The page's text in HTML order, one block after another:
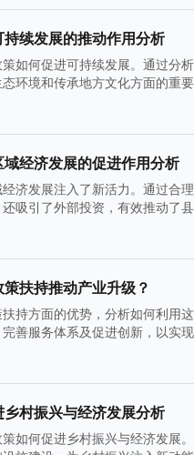
续发展的推动作用分析
如何促进可持续发展。通过分
环境和传承地方文化方面的重
经济发展的促进作用分析
济发展注入了新活力。通过合
吸引了外部投资，有效推动了
扶持推动产业升级？
持方面的优势，分析如何利用
善服务体系及促进创新，以实
村振兴与经济发展分析
如何促进乡村振兴与经济发展